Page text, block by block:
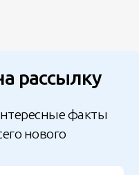
рассылку
факты
нового